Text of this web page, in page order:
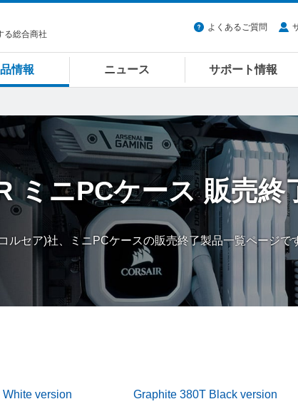
る総合商社
よくあるご質問
情報 ニュース サポート情報
ミニPCケース 販売終
ルセア)社、ミニPCケースの販売終了製品一覧ページで
version Graphite 380T Black version